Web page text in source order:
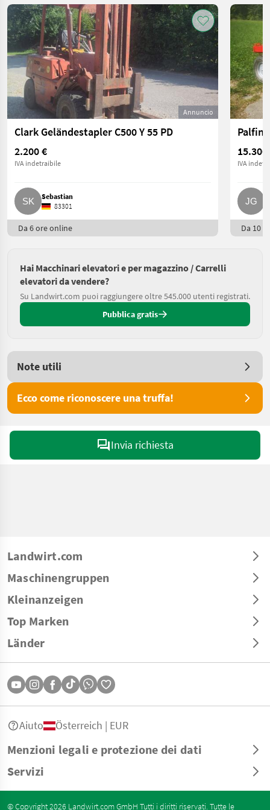
Annuncio
Clark Geländestapler C500 Y 55 PD
2.200 €
IVA indetraibile
Sebastian
83301
Da 6 ore online
15.300
IVA
Da 10
Hai Macchinari elevatori e per magazzino / Carrelli
elevatori da vendere?
Su Landwirt.com puoi raggiungere oltre 545.000 utenti registrati.
Pubblica gratis
Note utili
Ecco come riconoscere una truffa!
Invia richiesta
Landwirt.com
Maschinengruppen
Kleinanzeigen
Top Marken
Länder
Menzioni legali e protezione dei dati
Servizi
Aiuto Österreich | EUR
© Copyright 2026 Landwirt.com GmbH Tutti i diritti riservati. Tutte le